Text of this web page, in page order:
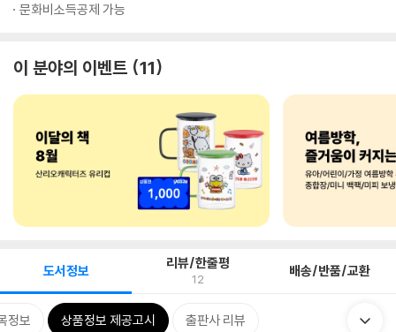
문화비소득공제 가능
이 분야의 이벤트 11
도서정보 리뷰/한줄평
12 배송/반품/교환
정보 상품정보 제공고시 출판사 리뷰